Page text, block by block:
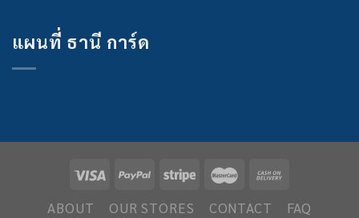
แผนที่ ธานี การ์ด
ABOUT OUR STORES CONTACT FAQ